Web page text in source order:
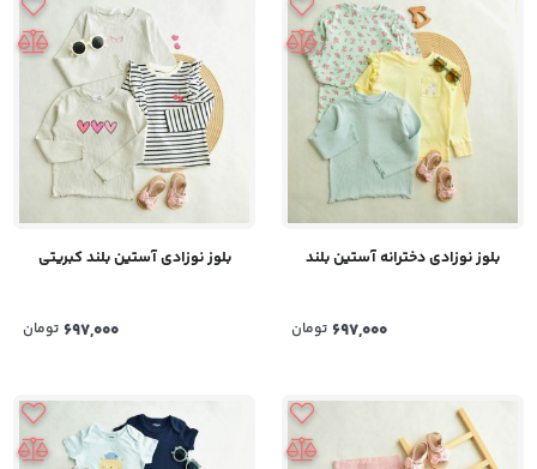
بلوز نوزادی دخترانه آستین بلند
697,000 تومان
بلوز نوزادی آستین بلند کبریتی
697,000 تومان